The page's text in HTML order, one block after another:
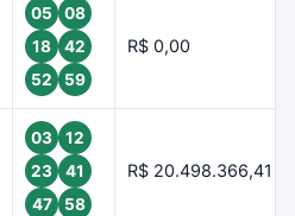
05
08
18
42
52
59
R$ 0,00
03
12
23
41
47
58
R$ 20.498.366,41